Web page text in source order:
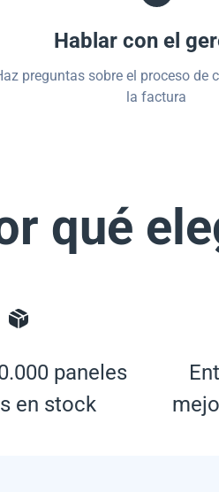
Hablar con el
preguntas sobre el proceso de
la factura
qué
paneles
en stock